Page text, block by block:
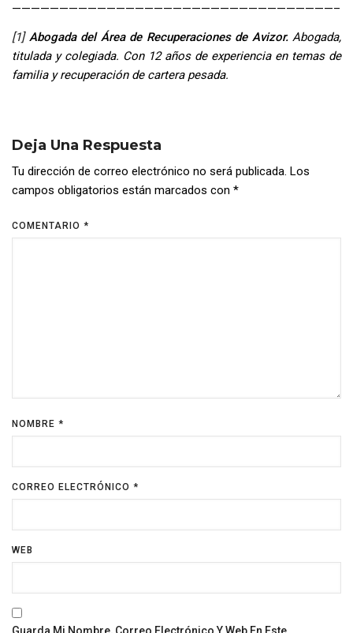
——————————————————————————————————–
[1] Abogada del Área de Recuperaciones de Avizor. Abogada,
titulada y colegiada. Con 12 años de experiencia en temas de
familia y recuperación de cartera pesada.
Deja Una Respuesta
Tu dirección de correo electrónico no será publicada. Los
campos obligatorios están marcados con *
COMENTARIO *
NOMBRE *
CORREO ELECTRÓNICO *
WEB
Guarda Mi Nombre, Correo Electrónico Y Web En Este